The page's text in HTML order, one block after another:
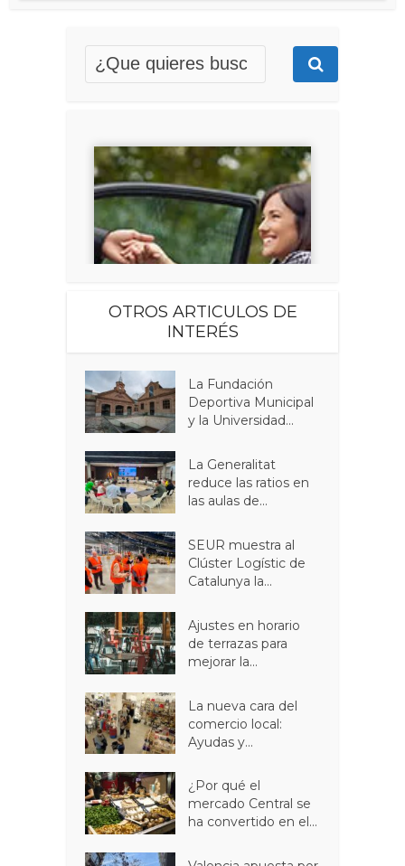
OTROS ARTICULOS DE
INTERÉS
La Fundación
Deportiva Municipal
y la Universidad...
La Generalitat
reduce las ratios en
las aulas de...
SEUR muestra al
Clúster Logístic de
Catalunya la...
Ajustes en horario
de terrazas para
mejorar la...
La nueva cara del
comercio local:
Ayudas y...
¿Por qué el
mercado Central se
ha convertido en el...